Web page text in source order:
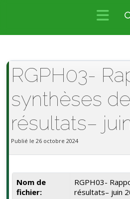
RGPH03-
synthèses
résultats–
Publié le 26 octobre 2024
Nom de
fichier:
RGPH03-
résultats– juin